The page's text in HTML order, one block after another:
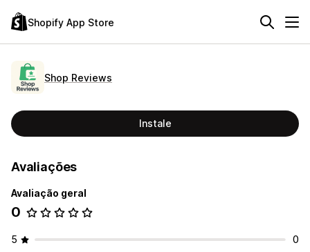
Shopify App Store
Shop Reviews
Instale
Avaliações
Avaliação geral
0
5
0